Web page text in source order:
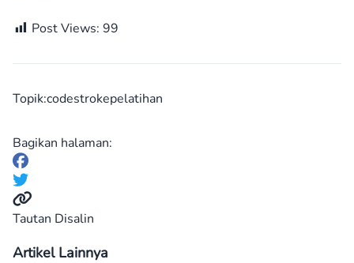
Post Views: 99
Topik:codestrokepelatihan
Bagikan halaman:
Tautan Disalin
Artikel Lainnya